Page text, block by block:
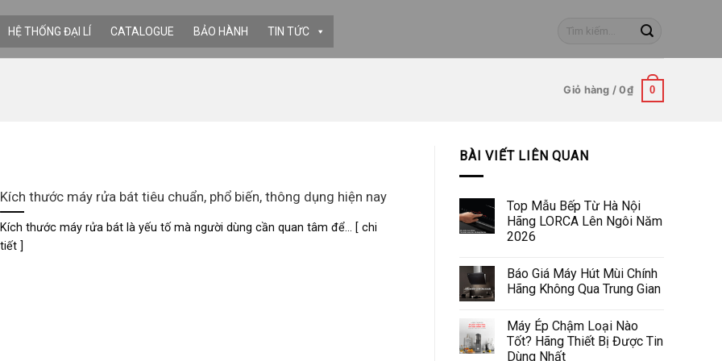
HỆ THỐNG ĐẠI LÍ CATALOGUE BẢO HÀNH TIN TỨC
Tìm
Giỏ hàng /0₫ 0
Kích thước máy rửa bát tiêu chuẩn, phổ biến, thông dụng hiện nay
Kích thước máy rửa bát là yếu tố mà người dùng cần quan tâm để... [ chi
tiết ]
BÀI VIẾT LIÊN QUAN
Top Mẫu Bếp Từ Hà Nội
Hãng LORCA Lên Ngôi Năm
2026
Báo Giá Máy Hút Mùi Chính
Hãng Không Qua Trung Gian
Máy Ép Chậm Loại Nào
Tốt? Hãng Thiết Bị Được Tin
Dùng Nhất